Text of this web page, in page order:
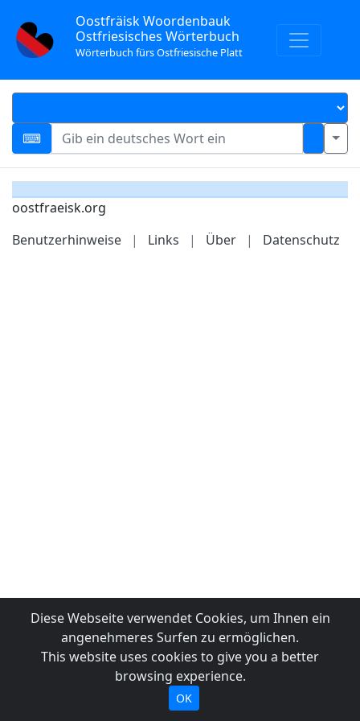
Oostfräisk Woordenbauk
Ostfriesisches Wörterbuch
Wörterbuch fürs Ostfriesische Platt
oostfraeisk.org
Benutzerhinweise
| Links | Über | Datenschutz
Diese Webseite verwendet Cookies, um Ihnen ein
angenehmeres Surfen zu ermöglichen.
This website uses cookies to give you a better
browsing experience.
OK